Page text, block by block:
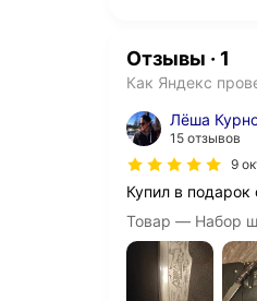
Отзывы · 1
Как Яндекс
Лёша
15 отзывов
9
Купил в подарок
Товар — Набор